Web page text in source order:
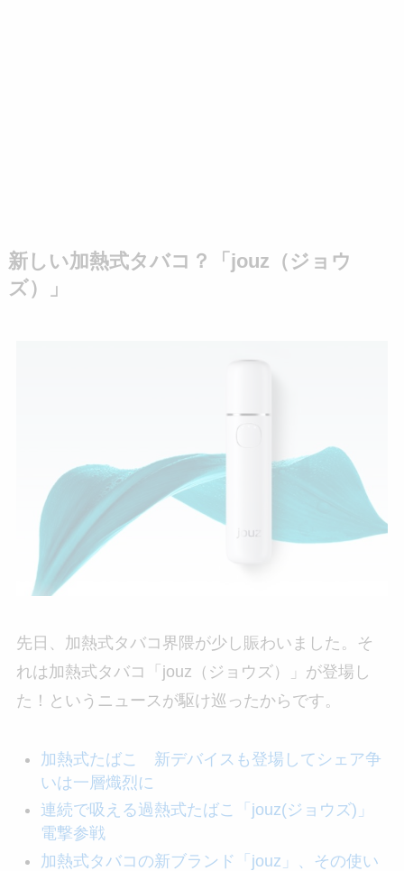
新しい加熱式タバコ？「jouz（ジョウ
ズ）」
先日、加熱式タバコ界隈が少し賑わいました。そ
れは加熱式タバコ「jouz（ジョウズ）」が登場し
た！というニュースが駆け巡ったからです。
加熱式たばこ 新デバイスも登場してシェア争
いは一層熾烈に
連続で吸える過熱式たばこ「jouz(ジョウズ)」
電撃参戦
加熱式タバコの新ブランド「jouz」、その使い